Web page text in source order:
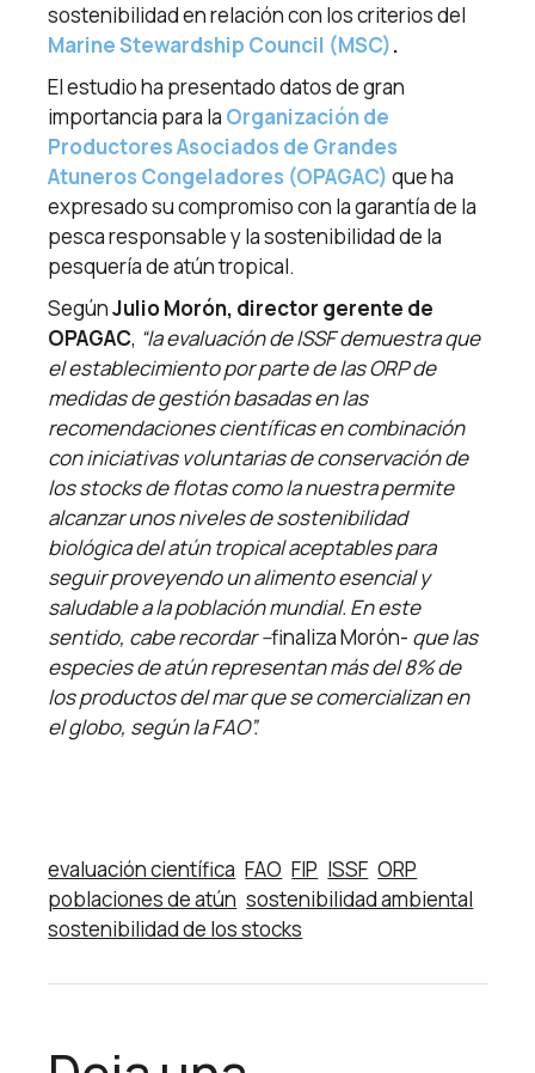
sostenibilidad en relación con los criterios del
Marine Stewardship Council (MSC).
El estudio ha presentado datos de gran
importancia para la Organización de
Productores Asociados de Grandes
Atuneros Congeladores (OPAGAC) que ha
expresado su compromiso con la garantía de la
pesca responsable y la sostenibilidad de la
pesquería de atún tropical.
SegúnJulio Morón, director gerente de
OPAGAC, “la evaluación de ISSF demuestra que
el establecimiento por parte de las ORP de
medidas de gestión basadas en las
recomendaciones científicas en combinación
con iniciativas voluntarias de conservación de
los stocks de flotas como la nuestra permite
alcanzar unos niveles de sostenibilidad
biológica del atún tropical aceptables para
seguir proveyendo un alimento esencial y
saludable a la población mundial. En este
sentido, cabe recordar –finaliza Morón- que las
especies de atún representan más del 8% de
los productos del mar que se comercializan en
el globo, según la FAO”.
evaluación científica FAO FIP ISSF ORP
poblaciones de atún sostenibilidad ambiental
sostenibilidad de los stocks